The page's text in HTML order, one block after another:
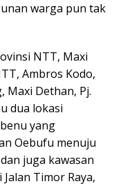
warga pun tak
NTT, Maxi
Ambros Kodo,
Maxi Dethan, Pj.
dua lokasi
yang
Oebufu menuju
juga kawasan
Timor Raya,